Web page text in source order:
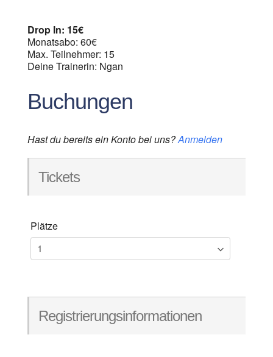
Drop In: 15€
Monatsabo: 60€
Max. Teilnehmer: 15
Deine Trainerin: Ngan
Buchungen
Hast du bereits ein Konto bei uns?Anmelden
Tickets
Plätze
Registrierungsinformationen